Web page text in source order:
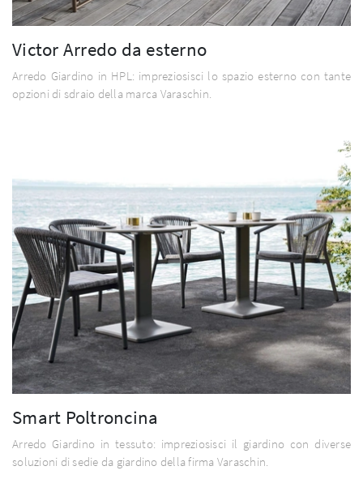
Victor Arredo da esterno
Arredo Giardino in HPL: impreziosisci lo spazio esterno con tante
opzioni di sdraio della marca Varaschin.
Smart Poltroncina
Arredo Giardino in tessuto: impreziosisci il giardino con diverse
soluzioni di sedie da giardino della firma Varaschin.